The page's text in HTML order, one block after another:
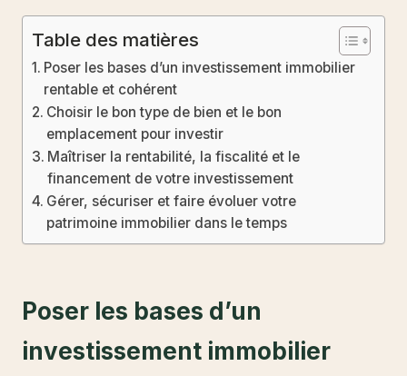
Table des matières
Poser les bases d’un investissement immobilier
rentable et cohérent
Choisir le bon type de bien et le bon
emplacement pour investir
Maîtriser la rentabilité, la fiscalité et le
financement de votre investissement
Gérer, sécuriser et faire évoluer votre
patrimoine immobilier dans le temps
Poser les bases d’un
investissement immobilier